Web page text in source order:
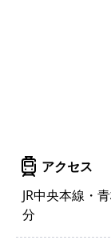
アクセス
JR中央本線・
分